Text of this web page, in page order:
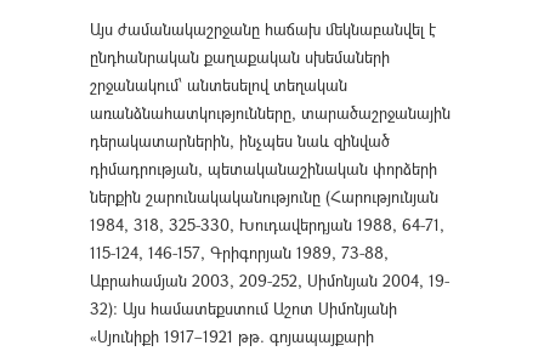
Այս ժամանակաշրջանը հաճախ մեկնաբանվել է
ընդհանրական քաղաքական սխեմաների
շրջանակում՝ անտեսելով տեղական
առանձնահատկությունները, տարածաշրջանային
դերակատարներին, ինչպես նաև զինված
դիմադրության, պետականաշինական փորձերի
ներքին շարունակականությունը (Հարությունյան
1984, 318, 325-330, Խուդավերդյան 1988, 64-71,
115-124, 146-157, Գրիգորյան 1989, 73-88,
Աբրահամյան 2003, 209-252, Սիմոնյան 2004, 19-
32)։ Այս համատեքստում Աշոտ Սիմոնյանի
«Սյունիքի 1917–1921 թթ. գոյապայքարի